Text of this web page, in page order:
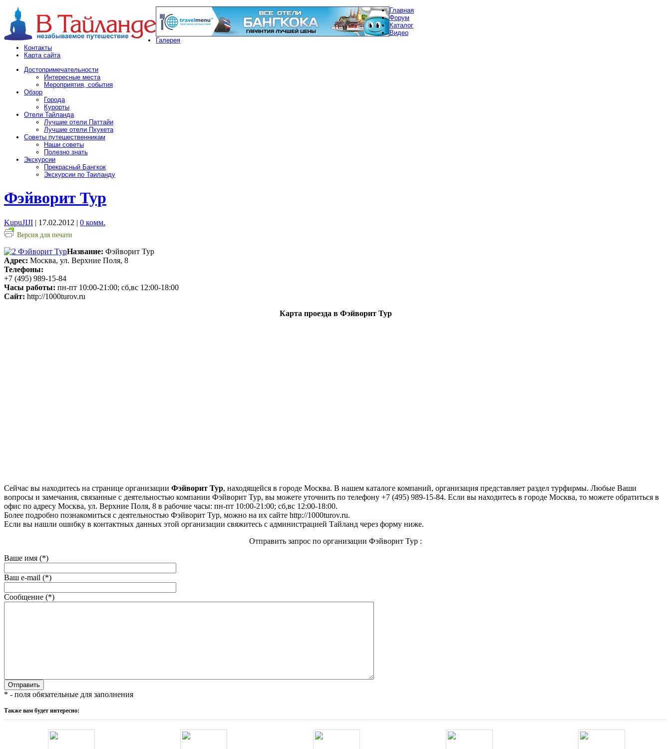
Главная
Форум
Каталог
Видео
Галерея
Контакты
Карта сайта
Достопримечательности
Интересные места
Мероприятия, события
Обзор
Города
Курорты
Отели Тайланда
Лучшие отели Паттайи
Лучшие отели Пхукета
Советы путешественникам
Наши советы
Полезно знать
Экскурсии
Прекрасный Бангкок
Экскурсии по Таиланду
Фэйворит Тур
KupuJIJI | 17.02.2012 | 0 комм.
Версия для печати
Название: Фэйворит Тур
Адрес: Москва, ул. Верхние Поля, 8
Телефоны:
+7 (495) 989-15-84
Часы работы: пн-пт 10:00-21:00; сб,вс 12:00-18:00
Сайт: http://1000turov.ru
Карта проезда в Фэйворит Тур
Сейчас вы находитесь на странице организации Фэйворит Тур, находящейся в городе Москва. В нашем каталоге компаний, организация представляет раздел турфирмы. Любые Ваши
вопросы и замечания, связанные с деятельностью компании Фэйворит Тур, вы можете уточнить по телефону +7 (495) 989-15-84. Если вы находитесь в городе Москва, то можете обратиться в
офис по адресу Москва, ул. Верхние Поля, 8 в рабочие часы: пн-пт 10:00-21:00; сб,вс 12:00-18:00.
Более подробно познакомиться с деятельностью Фэйворит Тур, можно на их сайте http://1000turov.ru.
Если вы нашли ошибку в контактных данных этой организации свяжитесь с администрацией Тайланд через форму ниже.
Отправить запрос по организации Фэйворит Тур :
Ваше имя (*)
Ваш e-mail (*)
Сообщение (*)
* - поля обязательные для заполнения
Также вам будет интересно: